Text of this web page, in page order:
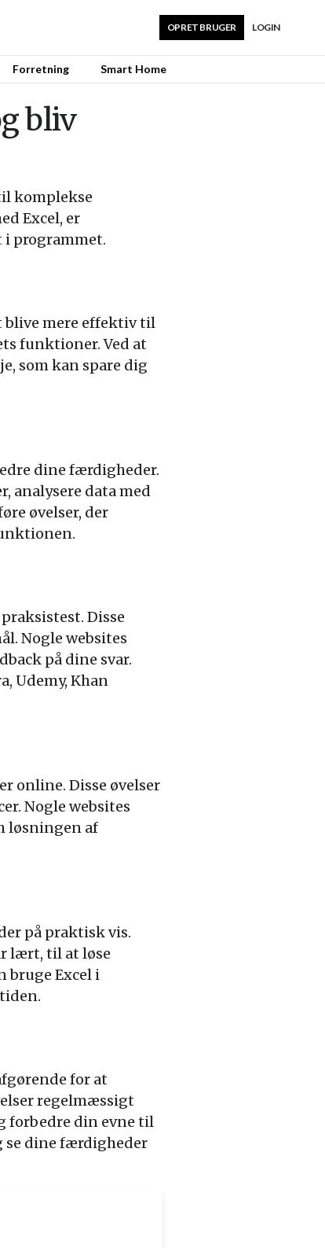
LOGIN
OPRET BRUGER
Forretning Smart Home
bliv
komplekse
Excel, er
programmet.
blive mere effektiv til
funktioner. Ved at
som kan spare dig
dine færdigheder.
analysere data med
øvelser, der
Disse
Nogle websites
på dine svar.
Udemy, Khan
online. Disse øvelser
Nogle websites
løsningen af
på praktisk vis.
lært, til at løse
bruge Excel i
for at
regelmæssigt
forbedre din evne til
se dine færdigheder